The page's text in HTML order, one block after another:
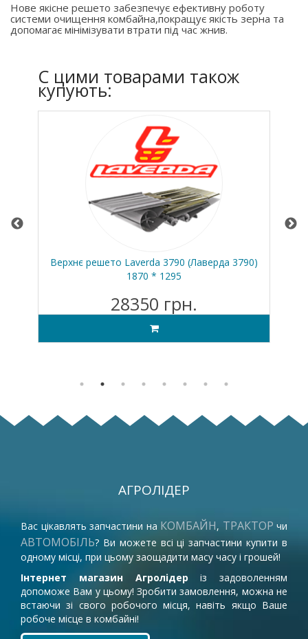
Нове якісне решето забезпечує ефективну роботу
системи очищення комбайна,покращує якість зерна та
допомагає мінімізувати втрати під час жнив.
C цими товарами також
купують:
Верхнє решето Laverda 3790 (Лаверда 3790)
1870 * 1295
28350 грн.
АГРОЛІДЕР
Вас цікавлять запчастини на КОМБАЙН, ТРАКТОР чи
АВТОМОБІЛЬ? Ви можете всі ці запчастини купити в
одному місці, при цьому заощадити масу часу і грошей!
Інтернет магазин Агролідер із задоволенням
допоможе Вам у цьому! Зробити замовлення, можна не
встаючи зі свого робочого місця, навіть якщо Ваше
робоче місце в комбайні!